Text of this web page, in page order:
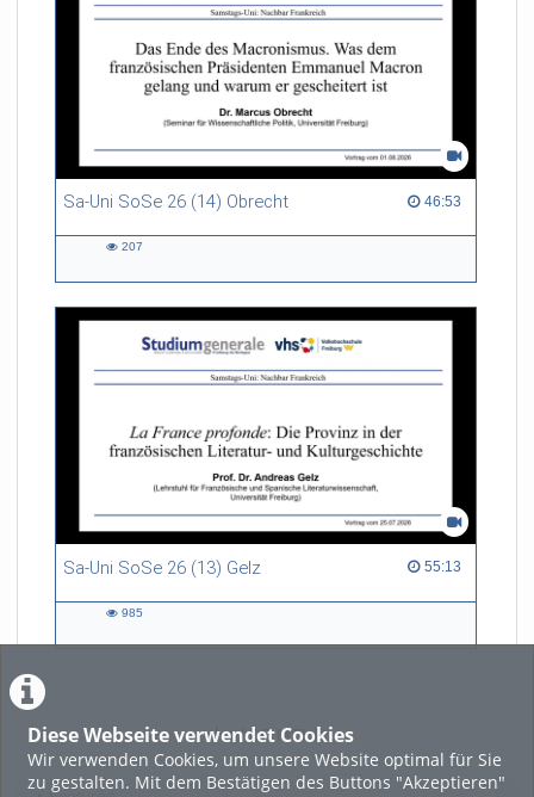
Diese Webseite verwendet Cookies
Wir verwenden Cookies, um unsere Website optimal für Sie
zu gestalten. Mit dem Bestätigen des Buttons "Akzeptieren"
Sa-Uni SoSe 26 (14) Obrecht 46:53
46:53 duration
207
Sa-Uni SoSe 26 (13) Gelz 55:13
55:13 duration
985
LADE MEHR